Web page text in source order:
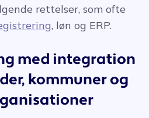
rettelser, som ofte
, løn og ERP.
med integration
kommuner og